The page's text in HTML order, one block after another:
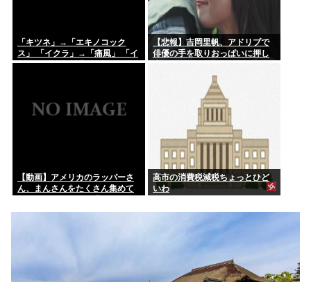
「キツネ」→「エキノコック
ス」 「イクラ」→「痛風」 「イ
ンドカレー」→「ネパール」み
【悲報】吉岡里帆、アドリブで
俳優の手を取りおっぱいに押し
【動画】アメリカのラッパーさ
ん、まんさんをたくさん集めて
を撮ってしまう❤
高市の消費税減税ちょっとひど
いわ